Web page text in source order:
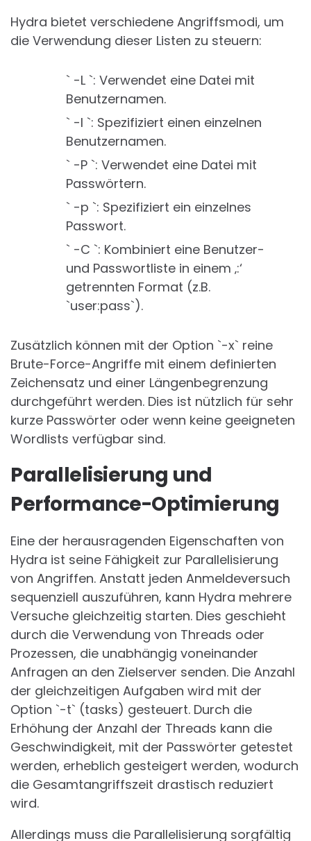
Hydra bietet verschiedene Angriffsmodi, um
die Verwendung dieser Listen zu steuern:
` -L `: Verwendet eine Datei mit
Benutzernamen.
` -l `: Spezifiziert einen einzelnen
Benutzernamen.
` -P `: Verwendet eine Datei mit
Passwörtern.
` -p `: Spezifiziert ein einzelnes
Passwort.
` -C `: Kombiniert eine Benutzer-
und Passwortliste in einem ‚:‘
getrennten Format (z.B.
`user:pass`).
Zusätzlich können mit der Option `-x` reine
Brute-Force-Angriffe mit einem definierten
Zeichensatz und einer Längenbegrenzung
durchgeführt werden. Dies ist nützlich für sehr
kurze Passwörter oder wenn keine geeigneten
Wordlists verfügbar sind.
Parallelisierung und
Performance-Optimierung
Eine der herausragenden Eigenschaften von
Hydra ist seine Fähigkeit zur Parallelisierung
von Angriffen. Anstatt jeden Anmeldeversuch
sequenziell auszuführen, kann Hydra mehrere
Versuche gleichzeitig starten. Dies geschieht
durch die Verwendung von Threads oder
Prozessen, die unabhängig voneinander
Anfragen an den Zielserver senden. Die Anzahl
der gleichzeitigen Aufgaben wird mit der
Option `-t` (tasks) gesteuert. Durch die
Erhöhung der Anzahl der Threads kann die
Geschwindigkeit, mit der Passwörter getestet
werden, erheblich gesteigert werden, wodurch
die Gesamtangriffszeit drastisch reduziert
wird.
Allerdings muss die Parallelisierung sorgfältig